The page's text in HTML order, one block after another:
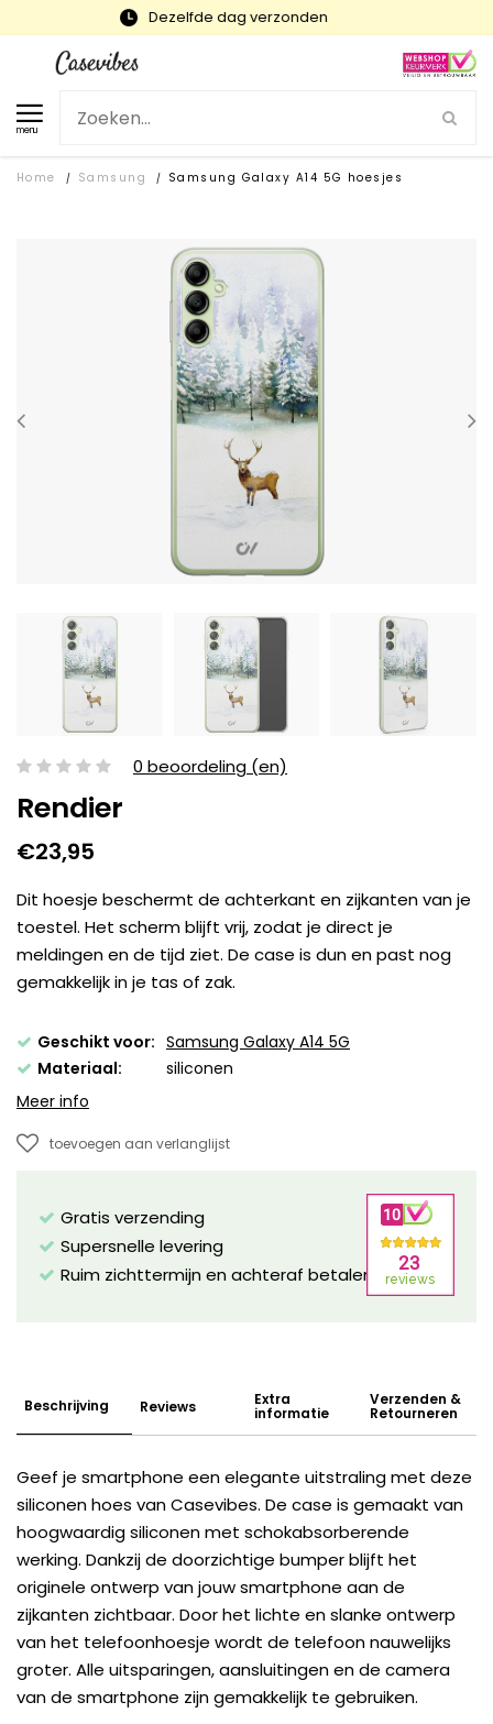
Snelle levering en gratis ruilen
menu
Home / Samsung / Samsung Galaxy A14 5G hoesjes
0 beoordeling (en)
Rendier
€23,95
Dit hoesje beschermt de achterkant en zijkanten van je
toestel. Het scherm blijft vrij, zodat je direct je
meldingen en de tijd ziet. De case is dun en past nog
gemakkelijk in je tas of zak.
Geschikt voor: Samsung Galaxy A14 5G
Materiaal:
siliconen
Meer info
toevoegen aan verlanglijst
Gratis verzending
Supersnelle levering
Ruim zichttermijn en achteraf betalen mogelijk!
Beschrijving Reviews Extra
informatie
Verzenden &
Retourneren
Geef je smartphone een elegante uitstraling met deze
siliconen hoes van Casevibes. De case is gemaakt van
hoogwaardig siliconen met schokabsorberende
werking. Dankzij de doorzichtige bumper blijft het
originele ontwerp van jouw smartphone aan de
zijkanten zichtbaar. Door het lichte en slanke ontwerp
van het telefoonhoesje wordt de telefoon nauwelijks
groter. Alle uitsparingen, aansluitingen en de camera
van de smartphone zijn gemakkelijk te gebruiken.